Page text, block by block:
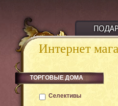
Интернет
ТОРГОВЫЕ ДОМА
Селективы